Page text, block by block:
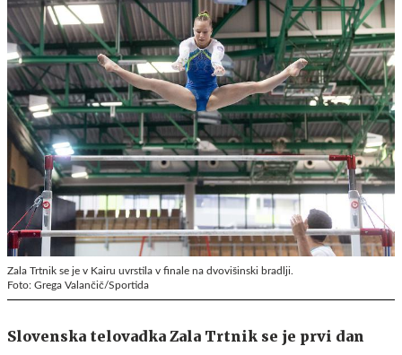
Zala Trtnik se je v Kairu uvrstila v finale na dvovišinski bradlji.
Foto: Grega Valančič/Sportida
Slovenska telovadka Zala Trtnik se je prvi dan